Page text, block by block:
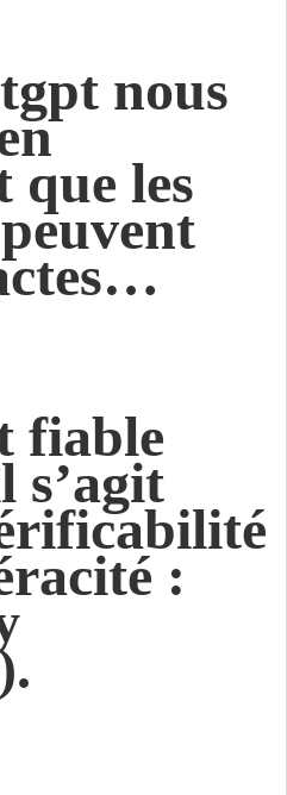
nous
les
fiable
s’agit
: